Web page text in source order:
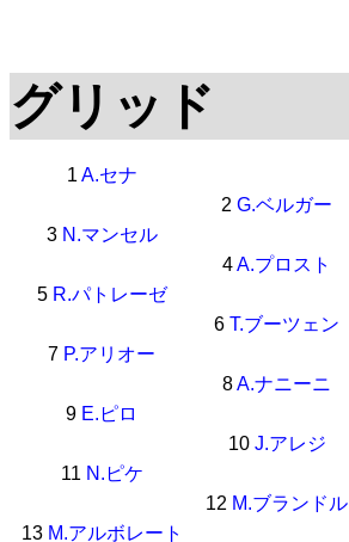
グリッド
1 A.セナ
2G.ベルガー
3 N.マンセル
4A.プロスト
5 R.パトレーゼ
6T.ブーツェン
7 P.アリオー
8A.ナニーニ
9 E.ピロ
10 J.アレジ
11 N.ピケ
12 M.ブランドル
13 M.アルボレート